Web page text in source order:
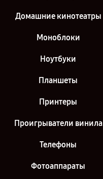
Домашние кинотеатры
Моноблоки
Ноутбуки
Планшеты
Принтеры
Проигрыватели винила
Телефоны
Фотоаппараты